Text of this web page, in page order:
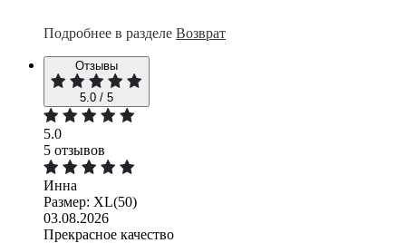
Подробнее в разделе Возврат
Отзывы
5.0 / 5
5.0
5 отзывов
Инна
Размер: XL(50)
03.08.2026
Прекрасное качество